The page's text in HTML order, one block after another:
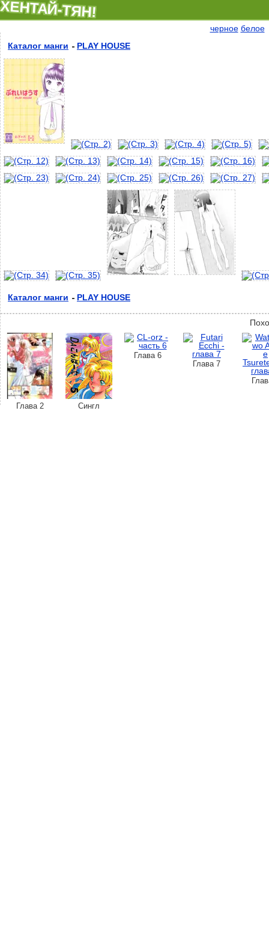
ХЕНТАЙ-ТЯН!
черное белое
Каталог манги
PLAY HOUSE
Каталог манги PLAY HOUSE
Глава 2 Сингл
Глава 6
Глава 7